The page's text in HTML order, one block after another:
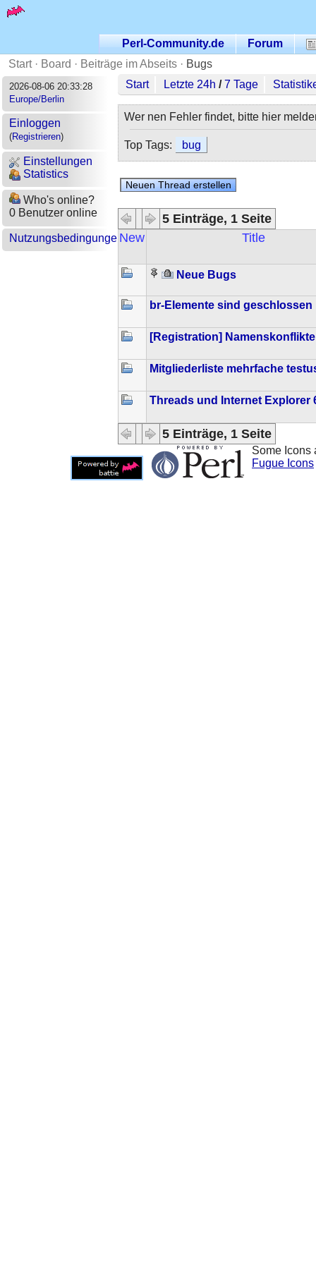
Perl-Community.de
Forum
Start· Board · Beiträge im Abseits · Bugs
2026-08-06 20:33:28
Europe/Berlin
Einloggen
(Registrieren)
Einstellungen
Statistics
Who's online?
0 Benutzer online
Nutzungsbedingungen
Start Letzte 24h /7 Tage
Wer nen Fehler findet, bitte hier
Top Tags: bug
5 Einträge, 1 Seite
New Title
Neue Bugs
br-Elemente sind geschlossen
[Registration] Namenskonflikte
Mitgliederliste mehrfache
Threads und Internet Explorer
5 Einträge, 1 Seite
Some Icons
Fugue Icons